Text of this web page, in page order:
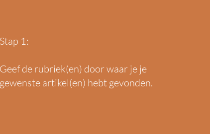
Stap 1:
Geef de rubriek(en) door waar je je
gewenste artikel(en) hebt gevonden.